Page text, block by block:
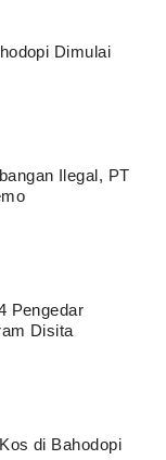
Dimulai
Ilegal, PT
Pengedar
Disita
di Bahodopi